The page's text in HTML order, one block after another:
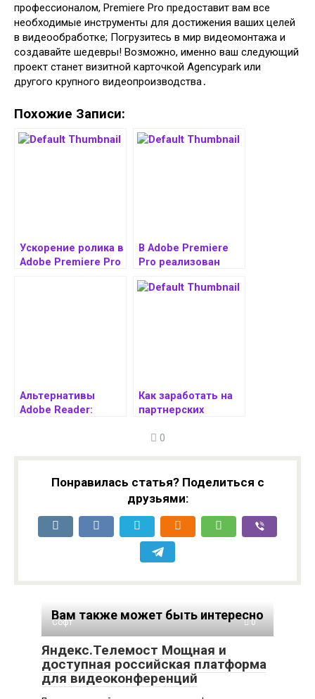
профессионалом, Premiere Pro предоставит вам все
необходимые инструменты для достижения ваших целей
в видеообработке; Погрузитесь в мир видеомонтажа и
создавайте шедевры! Возможно, именно ваш следующий
проект станет визитной карточкой Agencypark или
другого крупного видеопроизводства․
Похожие Записи:
Ускорение ролика в
Adobe Premiere Pro
В Adobe Premiere
Pro реализован
текстовому
Альтернативы
Adobe Reader:
Как заработать на
партнерских
руководство для
0
Понравилась статья? Поделиться с
друзьями:
Вам также может быть интересно
Софт 0
Яндекс.Телемост Мощная и
доступная российская платформа
для видеоконференций